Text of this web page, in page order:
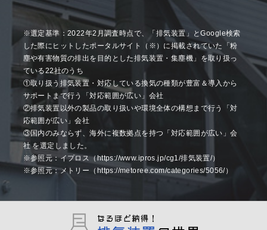
※選定基準：2022年2月調査時点で、「排気装置」とGoogle検索
した際にヒットしたポータルサイト（※）に掲載されていた「粉
塵や有害物質の排出を目的とした排気装置・集塵機」を取り扱っ
ている22社のうち
①取り扱う排気装置・対応している換気の種類が豊富＆導入から
サポートまで行う「対応範囲が広い」会社
②排気装置以外の製品の取り扱いや環境全体の構想まで行う「対
応範囲が広い」会社
③国内のみならず、海外に複数拠点を持つ「対応範囲が広い」会
社 を選定しました。
※参照元：イプロス（https://www.ipros.jp/cg1/排気装置/）
※参照元：メトリー（https://metoree.com/categories/5056/）